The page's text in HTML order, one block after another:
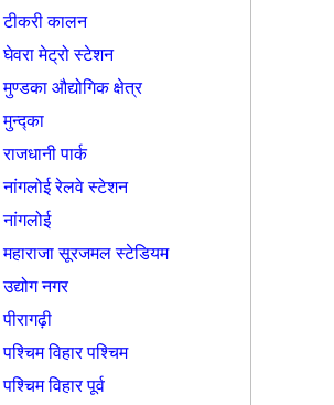
टीकरी कालन
घेवरा मेट्रो स्टेशन
मुण्डका औद्योगिक क्षेत्र
मुन्द्का
राजधानी पार्क
नांगलोई रेलवे स्टेशन
नांगलोई
महाराजा सूरजमल स्टेडियम
उद्योग नगर
पीरागढ़ी
पश्चिम विहार पश्चिम
पश्चिम विहार पूर्व